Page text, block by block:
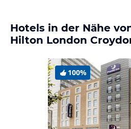
Hotels in der Nähe
Hilton London
100%